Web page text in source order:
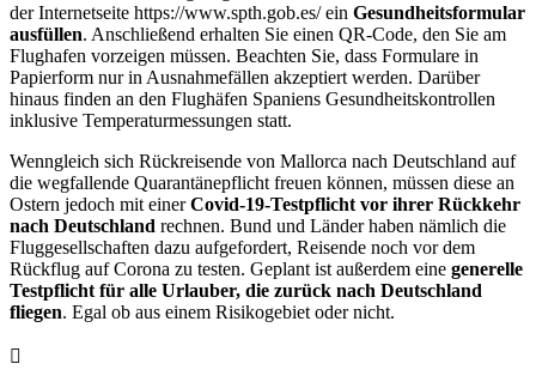
der Internetseite https://www.spth.gob.es/ ein Gesundheitsformular
ausfüllen. Anschließend erhalten Sie einen QR-Code, den Sie am
Flughafen vorzeigen müssen. Beachten Sie, dass Formulare in
Papierform nur in Ausnahmefällen akzeptiert werden. Darüber
hinaus finden an den Flughäfen Spaniens Gesundheitskontrollen
inklusive Temperaturmessungen statt.
Wenngleich sich Rückreisende von Mallorca nach Deutschland auf
die wegfallende Quarantänepflicht freuen können, müssen diese an
Ostern jedoch mit einerCovid-19-Testpflicht vor ihrer Rückkehr
nach Deutschland rechnen. Bund und Länder haben nämlich die
Fluggesellschaften dazu aufgefordert, Reisende noch vor dem
Rückflug auf Corona zu testen. Geplant ist außerdem eine generelle
Testpflicht für alle Urlauber, die zurück nach Deutschland
fliegen. Egal ob aus einem Risikogebiet oder nicht.